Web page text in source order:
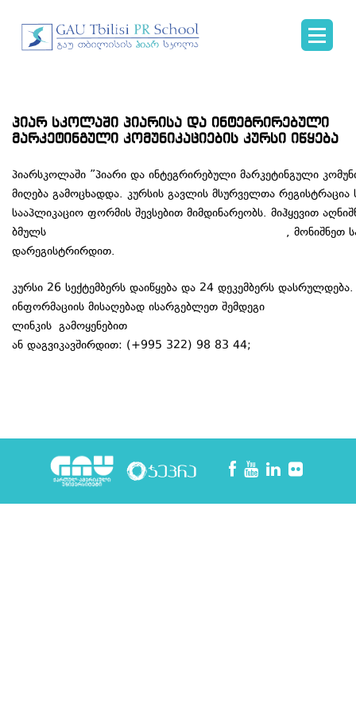
პიარ სკოლაში პიარისა და ინტეგრირებული
მარკეტინგული კომუნიკაციების კურსი იწყება
პიარსკოლაში ”პიარი და ინტეგრირებული მარკეტინგული
მიღება გამოცხადდა. კურსის გავლის მსურველთა რეგისტრაცია
სააპლიკაციო ფორმის შევსებით მიმდინარეობს. მიჰყევით
ბმულს
, მონიშნეთ
დარეგისტრირდით.
კურსი 26 სექტემბერს დაიწყება და 24 დეკემბერს
ინფორმაციის მისაღებად ისარგებლეთ შემდეგი
ლინკის გამოყენებით
ან დაგვიკავშირდით: (+995 322) 98 83 44;